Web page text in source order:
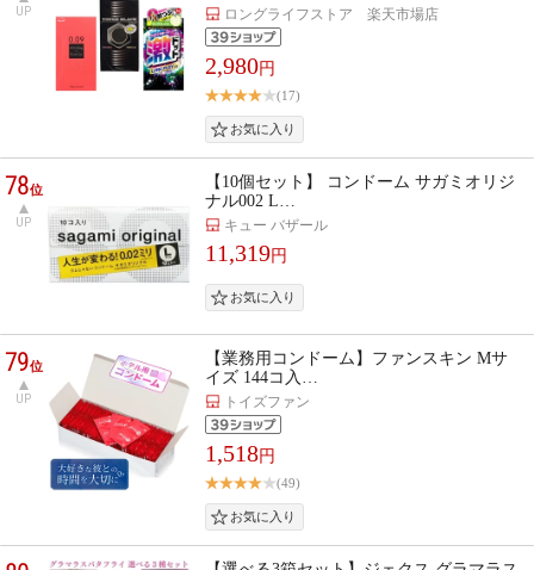
UP ロングライフストア 楽天市場店
2,980円
(17)
78位
UP
【10個セット】 コンドーム サガミオリジ
ナル002 L…
キュー バザール
11,319円
79位
UP
【業務用コンドーム】ファンスキン Mサ
イズ 144コ入…
トイズファン
1,518円
(49)